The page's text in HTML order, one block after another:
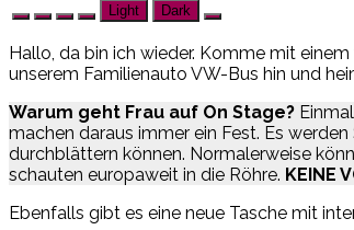
Light Dark
Hallo, da bin ich wieder. Komme mit
unserem Familienauto VW-Bus hin und
Warum geht Frau auf On Stage?
machen daraus immer ein Fest. Es
durchblättern können. Normalerweise
schauten europaweit in die Röhre. KEINE
Ebenfalls gibt es eine neue Tasche mit